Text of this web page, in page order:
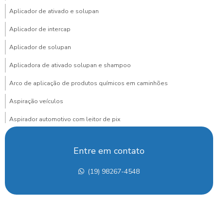
Aplicador de ativado e solupan
Aplicador de intercap
Aplicador de solupan
Aplicadora de ativado solupan e shampoo
Arco de aplicação de produtos químicos em caminhões
Aspiração veículos
Aspirador automotivo com leitor de pix
Aspirador de carros para lava rapido
Aspirador de carros portátil preço
Entre em contato
(19) 98267-4548